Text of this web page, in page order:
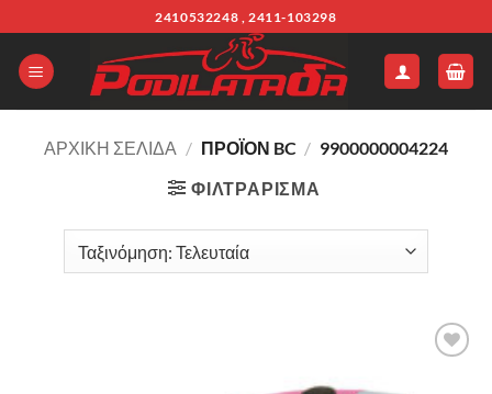
στο
περιεχόμενο
2410532248 , 2411-103298
ΑΡΧΙΚΉ ΣΕΛΊΔΑ / ΠΡΟΪΌΝ BC / 9900000004224
ΦΙΛΤΡΆΡΙΣΜΑ